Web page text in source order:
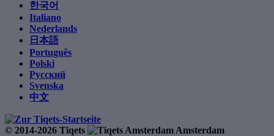
한국어
Italiano
Nederlands
日本語
Português
Polski
Русский
Svenska
中文
© 2014-2026 Tiqets
Amsterdam